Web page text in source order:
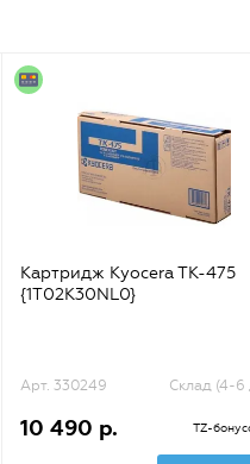
Картридж Kyocera TK-475
{1T02K30NL0}
Арт. 330249 Склад (4-6
10 490 р. TZ-